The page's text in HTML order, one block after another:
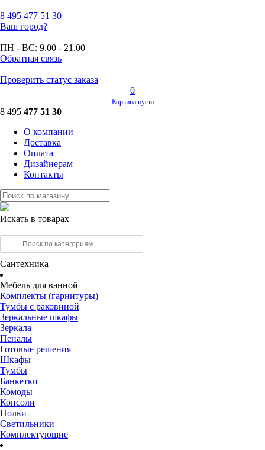
8 495 477 51 30
Ваш город?
ПН - ВС: 9.00 - 21.00
Обратная связь
Проверить статус заказа
0
Корзина пуста
8 495 477 51 30
О компании
Доставка
Оплата
Дизайнерам
Контакты
Искать в товарах
Сантехника
Мебель для ванной
Комплекты (гарнитуры)
Тумбы с раковиной
Зеркальные шкафы
Зеркала
Пеналы
Готовые решения
Шкафы
Тумбы
Банкетки
Комоды
Консоли
Полки
Светильники
Комплектующие